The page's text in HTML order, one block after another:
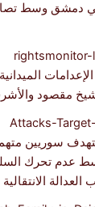
وسط تصاعد
الميدانية
والأشرفية –
متهمين
تحرك السلطة..
الانتقالية في